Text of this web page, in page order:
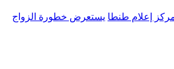
إعلام طنطا يستعرض خطورة الزواج